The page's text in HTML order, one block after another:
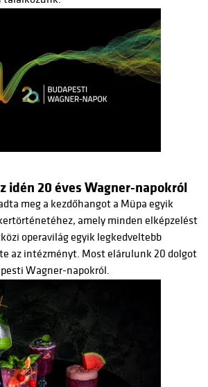
idén 20 éves Wagner-napokról
meg a kezdőhangot a Müpa egyik
amely minden elképzelést
operavilág egyik legkedveltebb
az intézményt. Most elárulunk 20 dolgot
Wagner-napokról.